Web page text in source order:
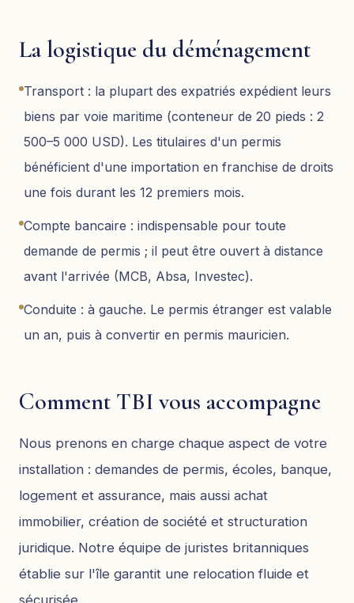
La logistique du déménagement
Transport : la plupart des expatriés expédient leurs
biens par voie maritime (conteneur de 20 pieds : 2
500–5 000 USD). Les titulaires d'un permis
bénéficient d'une importation en franchise de droits
une fois durant les 12 premiers mois.
Compte bancaire : indispensable pour toute
demande de permis ; il peut être ouvert à distance
avant l'arrivée (MCB, Absa, Investec).
Conduite : à gauche. Le permis étranger est valable
un an, puis à convertir en permis mauricien.
Comment TBI vous accompagne
Nous prenons en charge chaque aspect de votre
installation : demandes de permis, écoles, banque,
logement et assurance, mais aussi achat
immobilier, création de société et structuration
juridique. Notre équipe de juristes britanniques
établie sur l'île garantit une relocation fluide et
sécurisée.